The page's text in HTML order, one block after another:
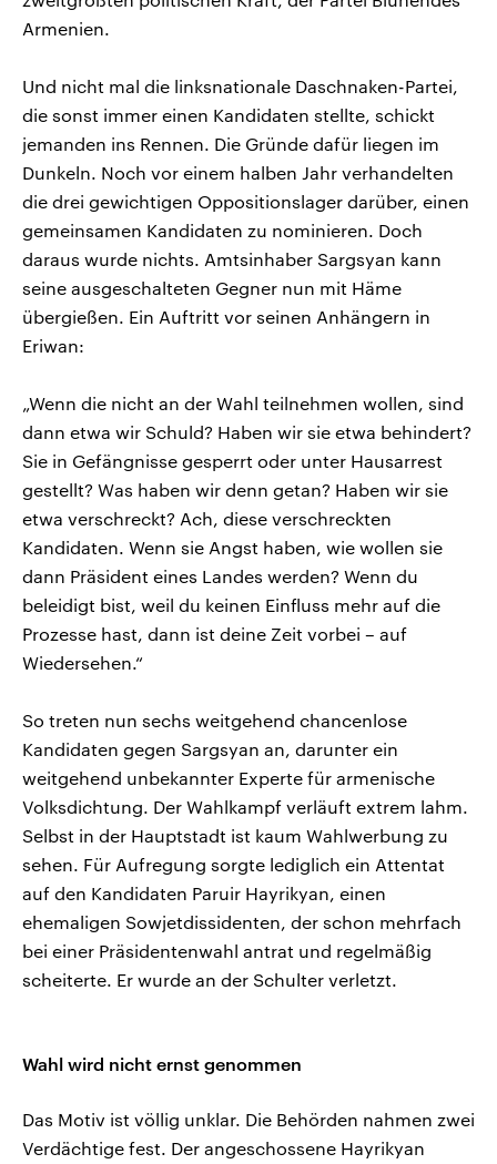
Armenien.
Und nicht mal die linksnationale Daschnaken-Partei,
die sonst immer einen Kandidaten stellte, schickt
jemanden ins Rennen. Die Gründe dafür liegen im
Dunkeln. Noch vor einem halben Jahr verhandelten
die drei gewichtigen Oppositionslager darüber, einen
gemeinsamen Kandidaten zu nominieren. Doch
daraus wurde nichts. Amtsinhaber Sargsyan kann
seine ausgeschalteten Gegner nun mit Häme
übergießen. Ein Auftritt vor seinen Anhängern in
Eriwan:
„Wenn die nicht an der Wahl teilnehmen wollen, sind
dann etwa wir Schuld? Haben wir sie etwa behindert?
Sie in Gefängnisse gesperrt oder unter Hausarrest
gestellt? Was haben wir denn getan? Haben wir sie
etwa verschreckt? Ach, diese verschreckten
Kandidaten. Wenn sie Angst haben, wie wollen sie
dann Präsident eines Landes werden? Wenn du
beleidigt bist, weil du keinen Einfluss mehr auf die
Prozesse hast, dann ist deine Zeit vorbei – auf
Wiedersehen.“
So treten nun sechs weitgehend chancenlose
Kandidaten gegen Sargsyan an, darunter ein
weitgehend unbekannter Experte für armenische
Volksdichtung. Der Wahlkampf verläuft extrem lahm.
Selbst in der Hauptstadt ist kaum Wahlwerbung zu
sehen. Für Aufregung sorgte lediglich ein Attentat
auf den Kandidaten Paruir Hayrikyan, einen
ehemaligen Sowjetdissidenten, der schon mehrfach
bei einer Präsidentenwahl antrat und regelmäßig
scheiterte. Er wurde an der Schulter verletzt.
Wahl wird nicht ernst genommen
Das Motiv ist völlig unklar. Die Behörden nahmen zwei
Verdächtige fest. Der angeschossene Hayrikyan